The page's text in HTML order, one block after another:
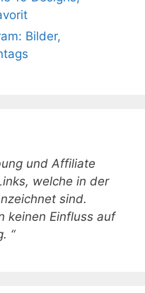
Bilder,
und Affiliate
welche in der
sind.
keinen Einfluss auf
“